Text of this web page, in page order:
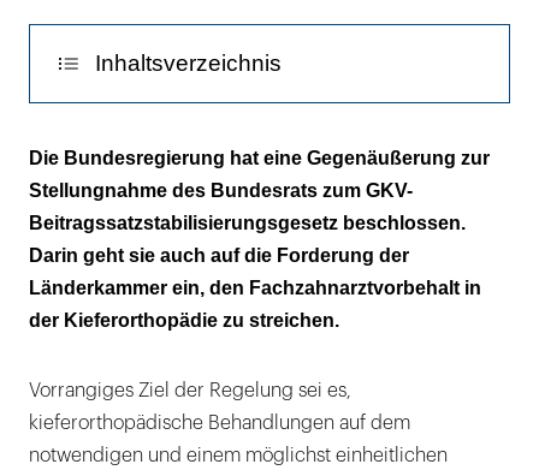
Inhaltsverzeichnis
Kein Umdenken bei der Parodontitistherapie
Die Bundesregierung hat eine Gegenäußerung zur
Stellungnahme des Bundesrats zum GKV-
Beitragssatzstabilisierungsgesetz beschlossen.
Darin geht sie auch auf die Forderung der
Länderkammer ein, den Fachzahnarztvorbehalt in
der Kieferorthopädie zu streichen.
Vorrangiges Ziel der Regelung sei es,
kieferorthopädische Behandlungen auf dem
notwendigen und einem möglichst einheitlichen